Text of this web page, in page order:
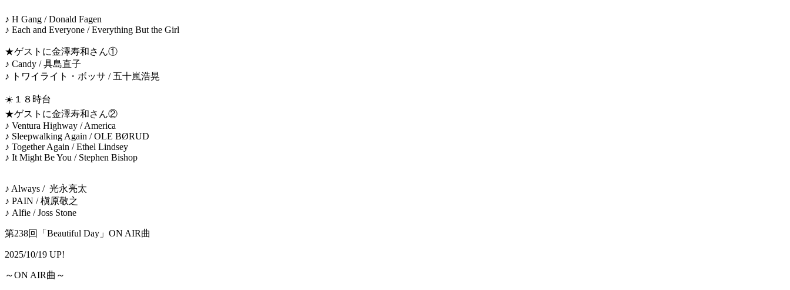
♪ H Gang / Donald Fagen
♪ Each and Everyone / Everything But the Girl
★ゲストに金澤寿和さん①
♪ Candy / 具島直子
♪ トワイライト・ボッサ / 五十嵐浩晃
☀️１８時台
★ゲストに金澤寿和さん②
♪ Ventura Highway / America
♪ Sleepwalking Again / OLE BØRUD
♪ Together Again / Ethel Lindsey
♪ It Might Be You / Stephen Bishop
♪ Always / 光永亮太
♪ PAIN / 槇原敬之
♪ Alfie / Joss Stone
第238回「Beautiful Day」ON AIR曲
2025/10/19 UP!
～ON AIR曲～